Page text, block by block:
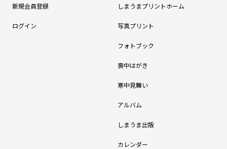
新規会員登録
ログイン
しまうまプリントホーム
写真プリント
フォトブック
喪中はがき
寒中見舞い
アルバム
しまうま出版
カレンダー